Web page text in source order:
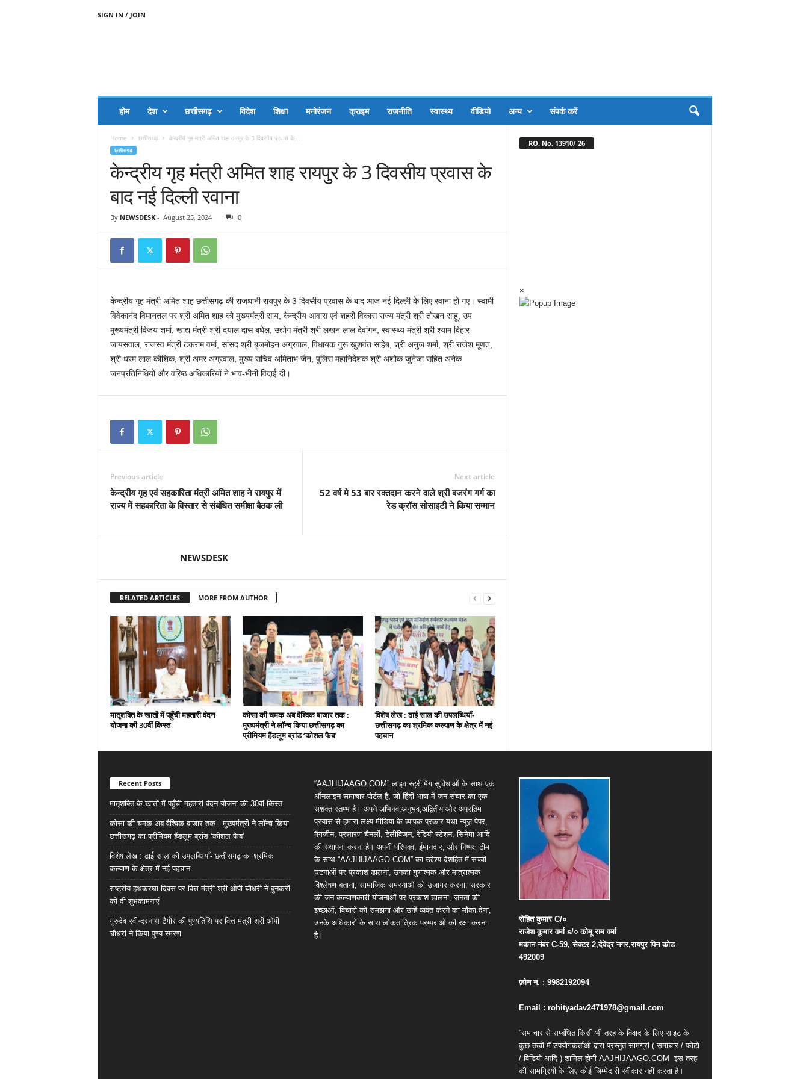
SIGN IN / JOIN
होम देश छत्तीसगढ़ विदेश शिक्षा मनोरंजन क्राइम राजनीति स्वास्थ्य वीडियो अन्य संपर्क करें
Home छत्तीसगढ़ केन्द्रीय गृह मंत्री अमित शाह रायपुर के 3 दिवसीय प्रवास के...
छत्तीसगढ़
केन्द्रीय गृह मंत्री अमित शाह रायपुर के 3 दिवसीय प्रवास के
बाद नई दिल्ली रवाना
By NEWSDESK- August 25, 2024 0
केन्द्रीय गृह मंत्री अमित शाह छत्तीसगढ़ की राजधानी रायपुर के 3 दिवसीय प्रवास के बाद आज नई दिल्ली के लिए रवाना हो गए। स्वामी
विवेकानंद विमानतल पर श्री अमित शाह को मुख्यमंत्री साय, केन्द्रीय आवास एवं शहरी विकास राज्य मंत्री श्री तोखन साहू, उप
मुख्यमंत्री विजय शर्मा, खाद्य मंत्री श्री दयाल दास बघेल, उद्योग मंत्री श्री लखन लाल देवांगन, स्वास्थ्य मंत्री श्री श्याम बिहार
जायसवाल, राजस्व मंत्री टंकराम वर्मा, सांसद श्री बृजमोहन अग्रवाल, विधायक गुरू खुशवंत साहेब, श्री अनुज शर्मा, श्री राजेश मूणत,
श्री धरम लाल कौशिक, श्री अमर अग्रवाल, मुख्य सचिव अमिताभ जैन, पुलिस महानिदेशक श्री अशोक जुनेजा सहित अनेक
जनप्रतिनिधियों और वरिष्ठ अधिकारियों ने भाव-भीनी विदाई दी।
Previous article
केन्द्रीय गृह एवं सहकारिता मंत्री अमित शाह ने रायपुर में
राज्य में सहकारिता के विस्तार से संबंधित समीक्षा बैठक ली
Next article
52 वर्ष मे 53 बार रक्तदान करने वाले श्री बजरंग गर्ग का
रेड क्रॉस सोसाइटी ने किया सम्मान
NEWSDESK
RELATED ARTICLES MORE FROM AUTHOR
मातृशक्ति के खातों में पहुँची महतारी वंदन
योजना की 30वीं किस्त
कोसा की चमक अब वैश्विक बाजार तक :
मुख्यमंत्री ने लॉन्च किया छत्तीसगढ़ का
प्रीमियम हैंडलूम ब्रांड ‘कोशल फैब’
विशेष लेख : ढाई साल की उपलब्धियाँ-
छत्तीसगढ़ का श्रमिक कल्याण के क्षेत्र में नई
पहचान
RO. No. 13910/ 26
×
Recent Posts
मातृशक्ति के खातों में पहुँची महतारी वंदन योजना की 30वीं किस्त
कोसा की चमक अब वैश्विक बाजार तक : मुख्यमंत्री ने लॉन्च किया
छत्तीसगढ़ का प्रीमियम हैंडलूम ब्रांड ‘कोशल फैब’
विशेष लेख : ढाई साल की उपलब्धियाँ- छत्तीसगढ़ का श्रमिक
कल्याण के क्षेत्र में नई पहचान
राष्ट्रीय हथकरघा दिवस पर वित्त मंत्री श्री ओपी चौधरी ने बुनकरों
को दी शुभकामनाएं
गुरुदेव रवीन्द्रनाथ टैगोर की पुण्यतिथि पर वित्त मंत्री श्री ओपी
चौधरी ने किया पुण्य स्मरण
“AAJHIJAAGO.COM” लाइव स्ट्रीमिंग सुविधाओं के साथ एक
ऑनलाइन समाचार पोर्टल है, जो हिंदी भाषा में जन-संचार का एक
सशक्त स्तम्भ है। अपने अभिनव,अनुभव,अद्वितीय और अप्रतिम
प्रयास से हमारा लक्ष्य मीडिया के व्यापक प्रकार यथा न्यूज़ पेपर,
मैगजीन, प्रसारण चैनलों, टेलीविजन, रेडियो स्टेशन, सिनेमा आदि
की स्थापना करना है। अपनी परिपक्व, ईमानदार, और निष्पक्ष टीम
के साथ “AAJHIJAAGO.COM” का उद्देश्य देशहित में सच्ची
घटनाओं पर प्रकाश डालना, उनका गुणात्मक और मात्रात्मक
विश्लेषण बताना, सामाजिक समस्याओं को उजागर करना, सरकार
की जन-कल्याणकारी योजनाओं पर प्रकाश डालना, जनता की
इच्छाओं, विचारों को समझना और उन्हें व्यक्त करने का मौका देना,
उनके अधिकारों के साथ लोकतांत्रिक परम्पराओं की रक्षा करना
है।
रोहित कुमारC/०
राजेश कुमार वर्माs/० कोमू राम वर्मा
मकान नंबरC-59,सेक्टर2,देवेंद्र नगर,रायपुर पिन कोड
492009
फ़ोन न. : 9982192094
Email : rohityadav2471978@gmail.com
“समाचार से सम्बंधित किसी भी तरह के विवाद के लिए साइट के
कुछ तत्वों में उपयोगकर्ताओं द्वारा प्रस्तुत सामग्री ( समाचार / फोटो
/ विडियो आदि ) शामिल होगी AAJHIJAAGO.COM इस तरह
की सामग्रियों के लिए कोई जिम्मेदारी स्वीकार नहीं करता है।